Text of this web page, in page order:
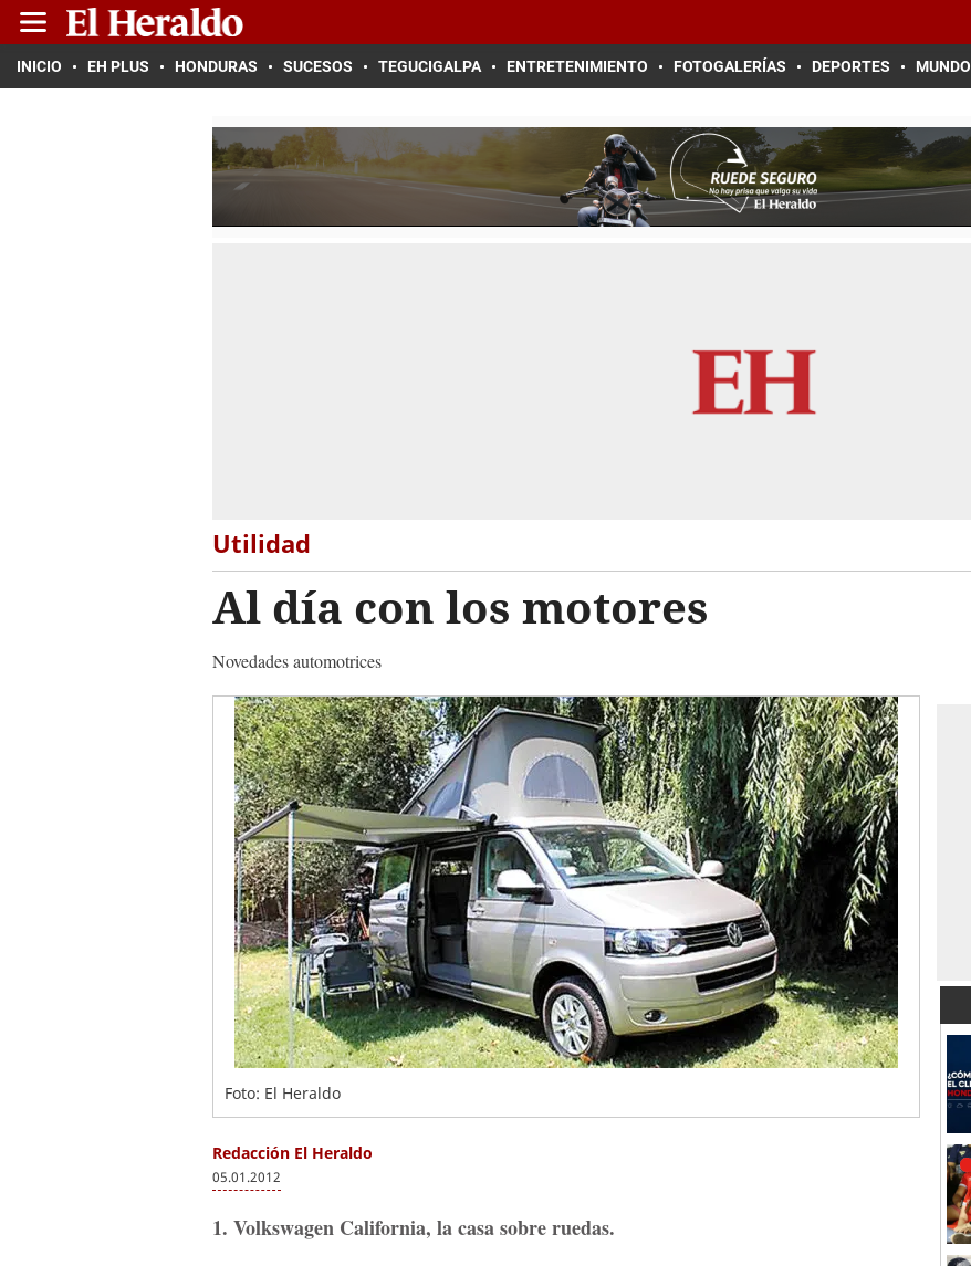
INICIO EH PLUS HONDURAS SUCESOS TEGUCIGALPA ENTRETENIMIENTO FOTOGALERÍAS DEPORTES MUNDO
Utilidad
Al día con los motores
Novedades automotrices
Foto: El Heraldo
Redacción El Heraldo
05.01.2012
1. Volkswagen California, la casa sobre ruedas.